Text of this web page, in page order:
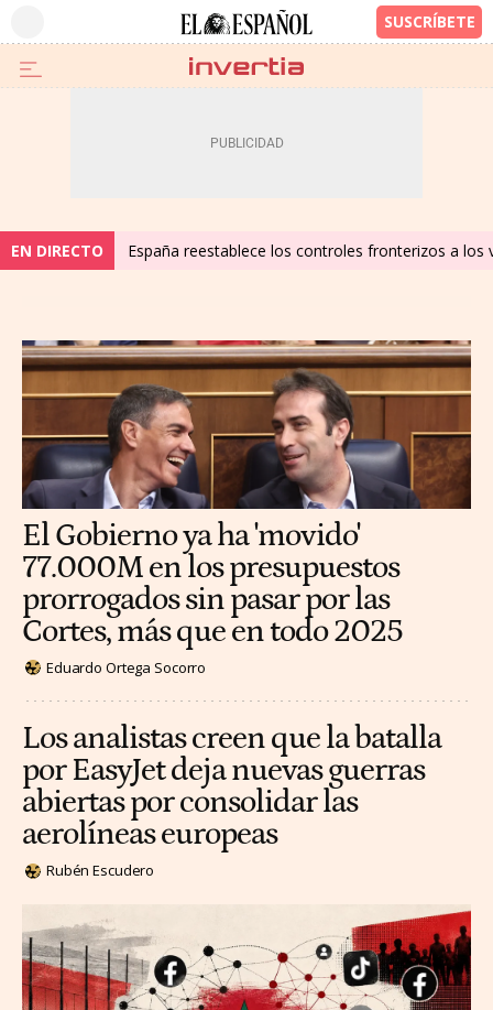
EN DIRECTO España reestablece los controles fronterizos a
El Gobierno ya ha 'movido'
77.000M en los presupuestos
prorrogados sin pasar por las
Cortes, más que en todo 2025
Eduardo Ortega Socorro
Los analistas creen que la batalla
por EasyJet deja nuevas guerras
abiertas por consolidar las
aerolíneas europeas
Rubén Escudero